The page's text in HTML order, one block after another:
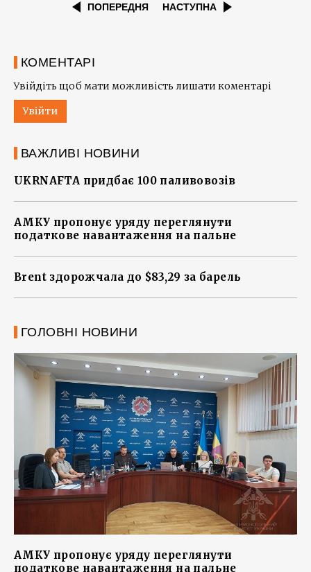
ПОПЕРЕДНЯ НАСТУПНА
КОМЕНТАРІ
Увійдіть щоб мати можливість лишати коментарі
Увійти
ВАЖЛИВІ НОВИНИ
UKRNAFTA придбає 100 паливовозів
АМКУ пропонує уряду переглянути
податкове навантаження на пальне
Brent здорожчала до $83,29 за барель
ГОЛОВНІ НОВИНИ
АМКУ пропонує уряду переглянути
податкове навантаження на пальне